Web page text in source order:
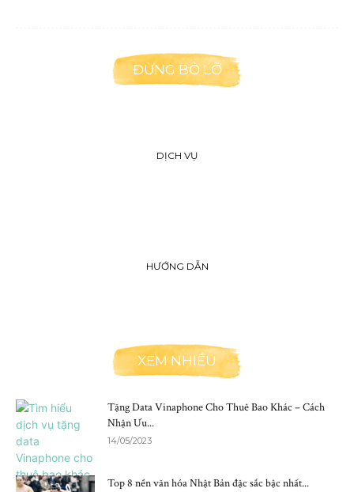
ĐỪNG BỎ LỠ
DỊCH VỤ
HƯỚNG DẪN
XEM NHIỀU
Tặng Data Vinaphone Cho Thuê Bao Khác – Cách
Nhận Ưu...
14/05/2023
Top 8 nền văn hóa Nhật Bản đặc sắc bậc nhất...